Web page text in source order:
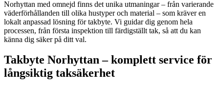
Norhyttan med omnejd finns det unika utmaningar – från varierande
väderförhållanden till olika hustyper och material – som kräver en
lokalt anpassad lösning för takbyte. Vi guidar dig genom hela
processen, från första inspektion till färdigställt tak, så att du kan
känna dig säker på ditt val.
Takbyte Norhyttan – komplett service för
långsiktig taksäkerhet